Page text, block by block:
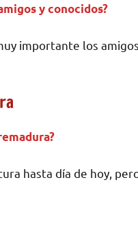
y conocidos?
importante los
hasta día de hoy,